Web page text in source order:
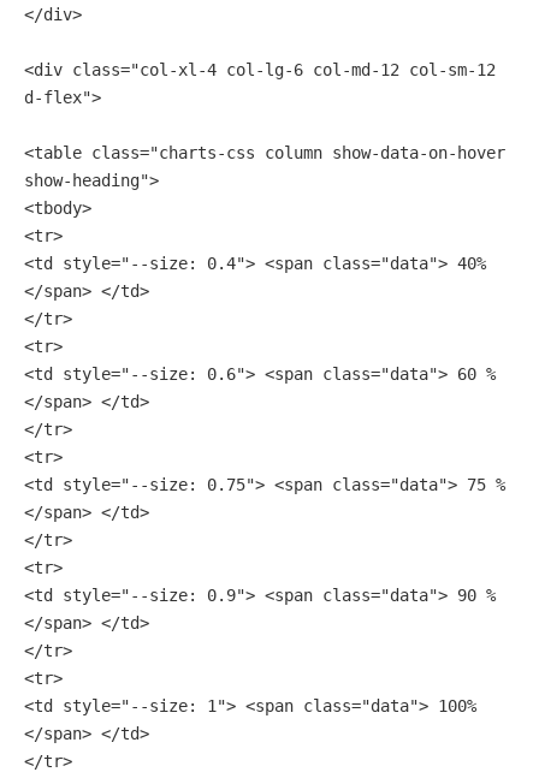
</div>
<div class="col-xl-4 col-lg-6 col-md-12 col-sm-12
d-flex">
<table class="charts-css column show-data-on-hover
show-heading">
<tbody>
<tr>
<td style="--size: 0.4"> <span class="data"> 40%
</span> </td>
</tr>
<tr>
<td style="--size: 0.6"> <span class="data"> 60 %
</span> </td>
</tr>
<tr>
<td style="--size: 0.75"> <span class="data"> 75 %
</span> </td>
</tr>
<tr>
<td style="--size: 0.9"> <span class="data"> 90 %
</span> </td>
</tr>
<tr>
<td style="--size: 1"> <span class="data"> 100%
</span> </td>
</tr>